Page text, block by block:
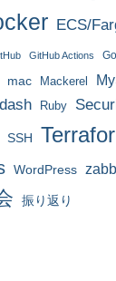
ECS/
GitHub Actions Go
mac Mackerel
Ruby
SSH
WordPress
振り返り